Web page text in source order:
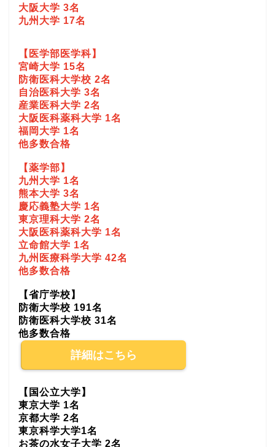
大阪大学 3名
九州大学 17名
【医学部医学科】
宮崎大学 15名
防衛医科大学校 2名
自治医科大学 3名
産業医科大学 2名
大阪医科薬科大学 1名
福岡大学 1名
他多数合格
【薬学部】
九州大学 1名
熊本大学 3名
慶応義塾大学 1名
東京理科大学 2名
大阪医科薬科大学 1名
立命館大学 1名
九州医療科学大学 42名
他多数合格
【省庁学校】
防衛大学校 191名
防衛医科大学校 31名
他多数合格
詳細はこちら
【国公立大学】
東京大学 1名
京都大学 2名
東京科学大学1名
お茶の水女子大学 2名